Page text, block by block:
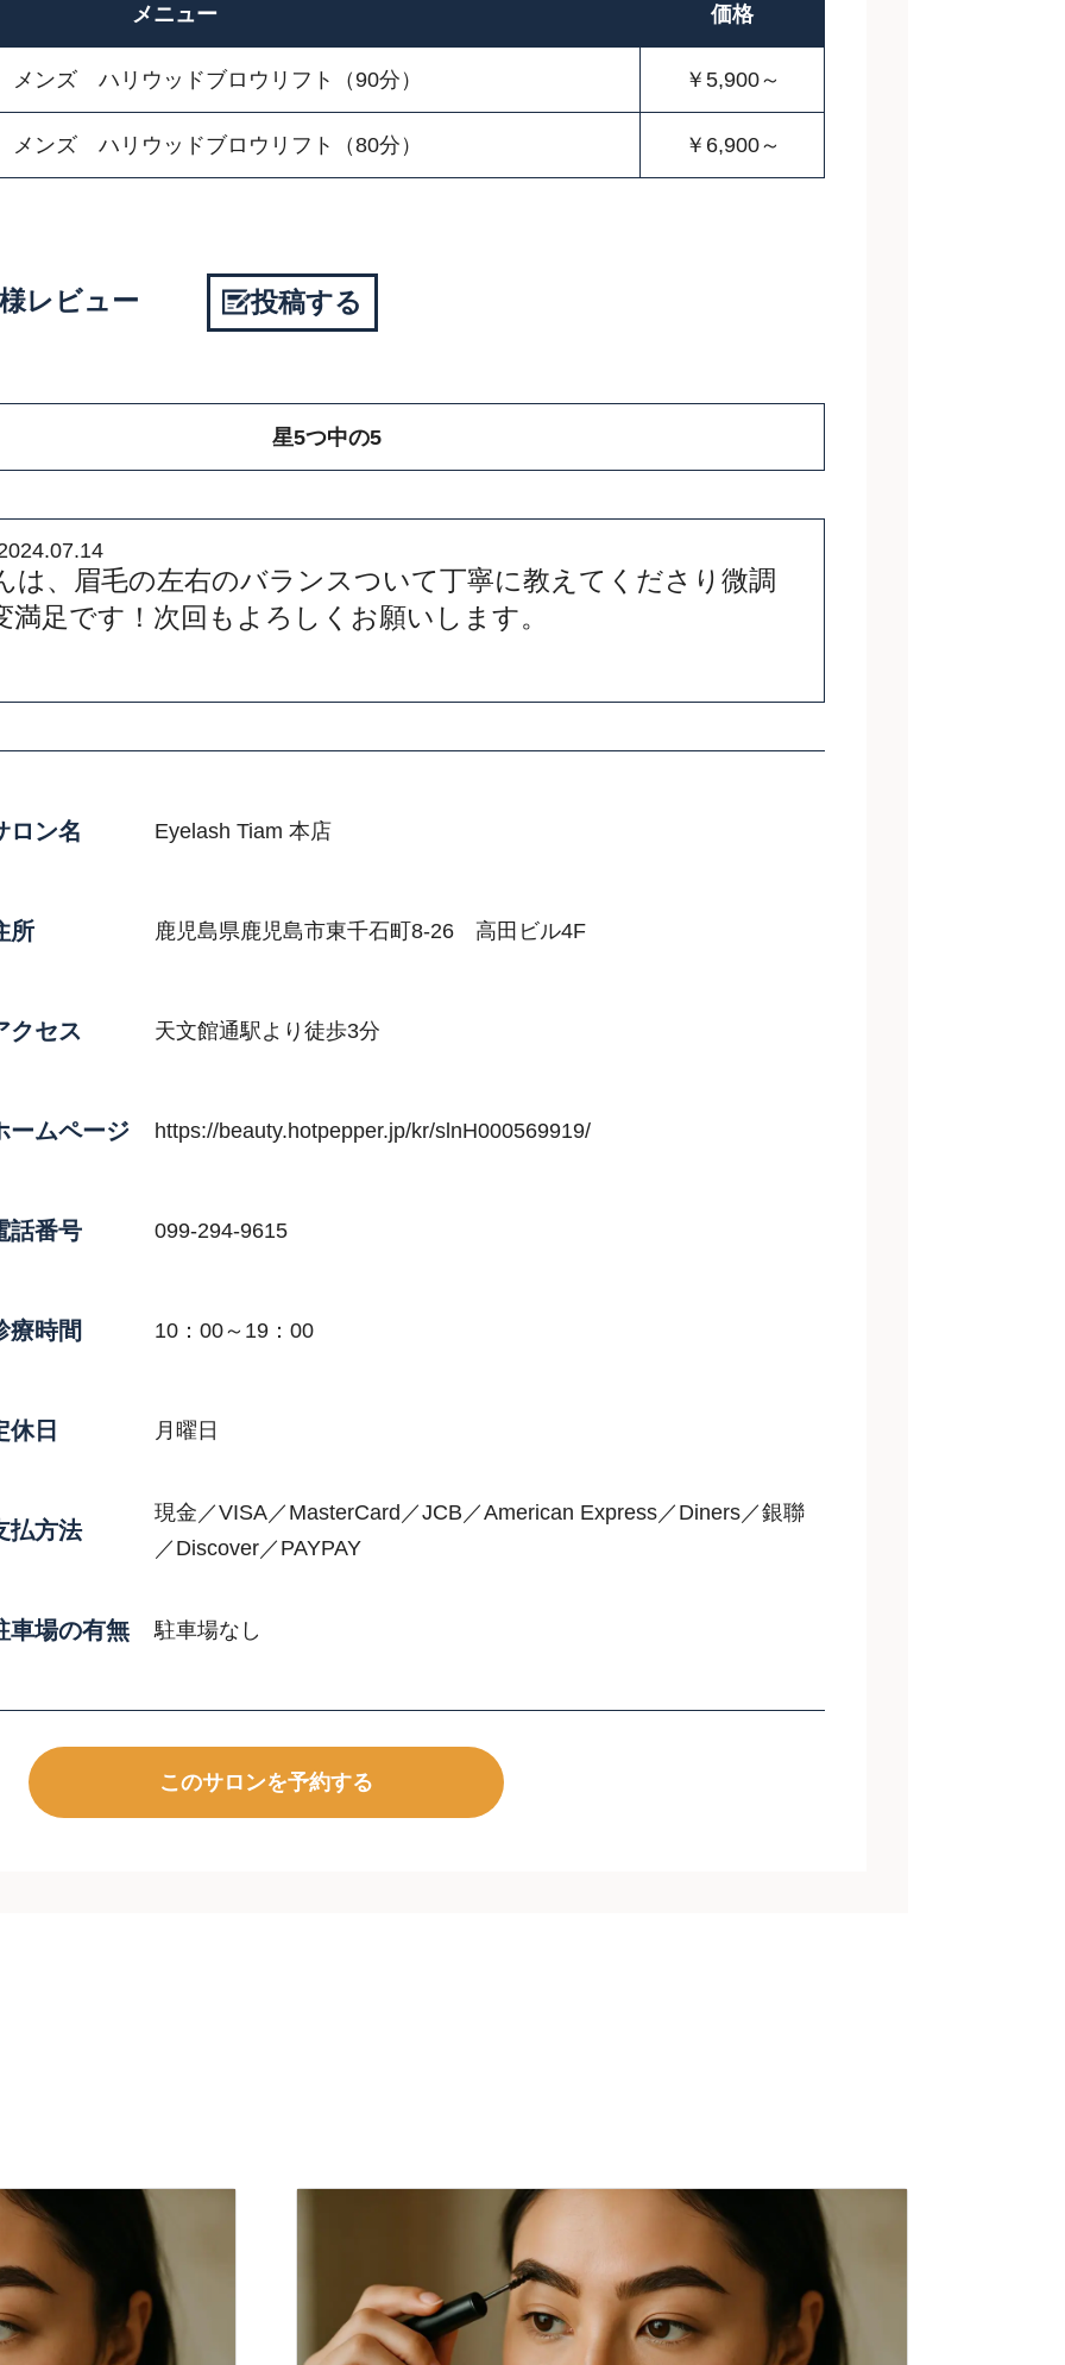
メニュー 価格
メンズ ハリウッドブロウリフト（90分） ￥5,900～
メンズ ハリウッドブロウリフト（80分） ￥6,900～
レビュー 投稿する
星5つ中の5
は、眉毛の左右のバランスついて丁寧に教えてくださり微調
足です！次回もよろしくお願いします。
ロン名 Eyelash Tiam 本店
所 鹿児島県鹿児島市東千石町8-26 高田ビル4F
クセス 天文館通駅より徒歩3分
ームページ https://beauty.hotpepper.jp/kr/slnH000569919/
話番号 099-294-9615
療時間 10：00～19：00
休日 月曜日
払方法
現金／VISA／MasterCard／JCB／American Express／Diners／銀聯
／Discover／PAYPAY
車場の有無 駐車場なし
このサロンを予約する